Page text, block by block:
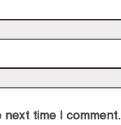
next time I comment.